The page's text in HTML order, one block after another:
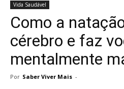
Vida Saudável
Como a
cérebro e faz
mentalmente
Por Saber Viver Mais -